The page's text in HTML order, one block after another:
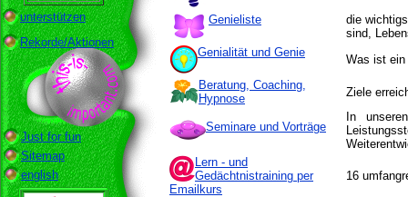
unterstützen
Rekorde/Aktionen
Just for fun
Sitemap
english
Genieliste
die
sind,
Genialität und Genie
Was ist ein
Beratung, Coaching,
Hypnose
Ziele
Seminare und Vorträge
In
Lern - und
Gedächtnistraining per
Emailkurs
16